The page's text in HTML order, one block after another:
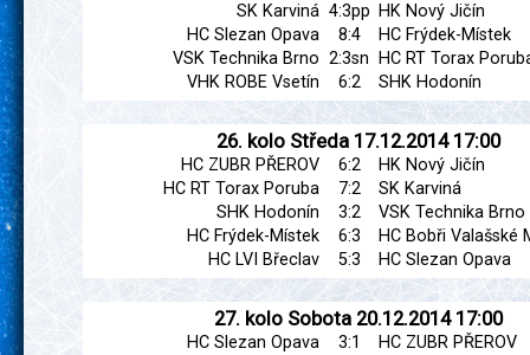
SK Karviná 4:3pp HK Nový Jičín
HC Slezan Opava
8:4
HC Frýdek-Místek
VSK Technika Brno 2:3sn
HC RT Torax
VHK ROBE Vsetín
6:2 SHK Hodonín
26. kolo Středa 17.12.2014 17:00
HC ZUBR PŘEROV 6:2
HK Nový Jičín
HC RT Torax Poruba
7:2
SK Karviná
SHK Hodonín
3:2
VSK Technika Brno
HC Frýdek-Místek
6:3
HC Bobři Valašské
HC LVI Břeclav
5:3 HC Slezan Opava
27. kolo Sobota 20.12.2014 17:00
HC Slezan Opava 3:1
HC ZUBR PŘEROV